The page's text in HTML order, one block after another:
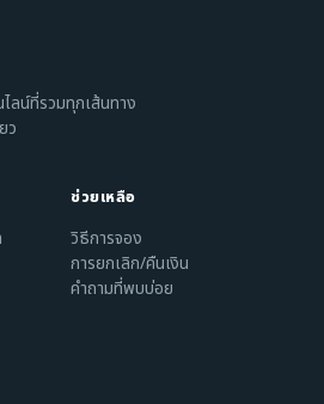
น์ที่รวมทุกเส้นทาง
ว
ช่วยเหลือ
วิธีการจอง
การยกเลิก/คืนเงิน
คำถามที่พบบ่อย